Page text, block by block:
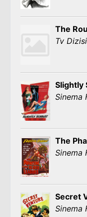
The
Tv Dizisi
Slightly
Sinema
The
Sinema
Secret
Sinema